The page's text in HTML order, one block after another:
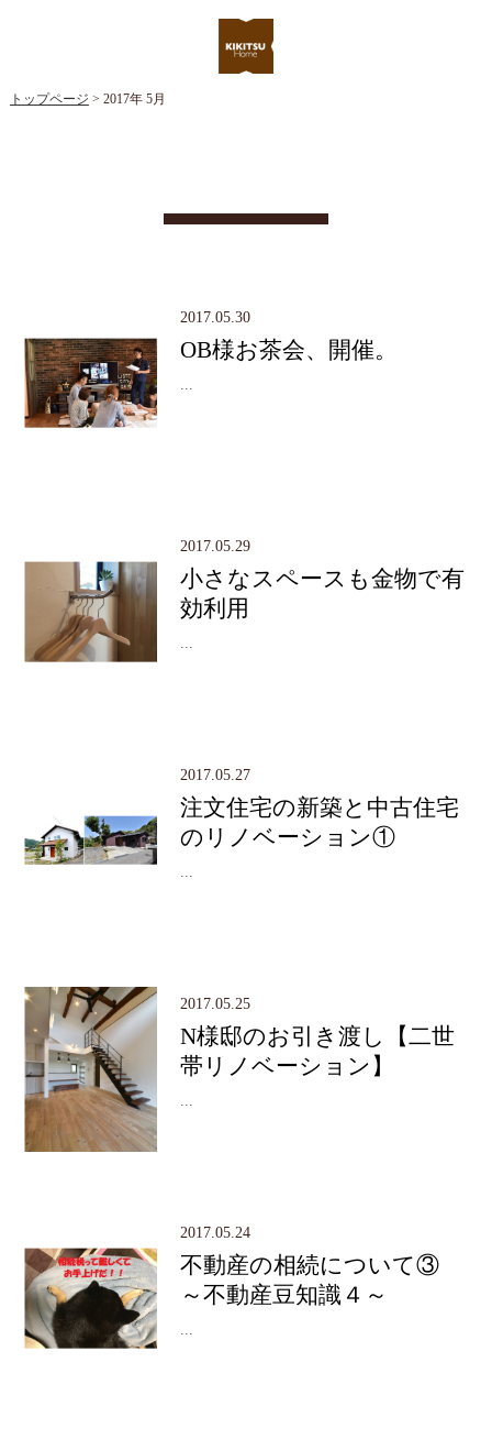
トップページ > 2017年 5月
2017.05.30
OB様お茶会、開催。
2017.05.29
小さなスペースも金物で有
効利用
2017.05.27
注文住宅の新築と中古住宅
のリノベーション①
2017.05.25
N様邸のお引き渡し【二世
帯リノベーション】
2017.05.24
不動産の相続について③
～不動産豆知識４～